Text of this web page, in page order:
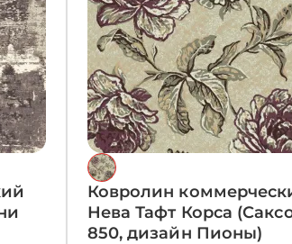
Ковролин
Нева Тафт Корса
850, дизайн Пионы)